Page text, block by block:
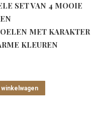
SET VAN 4 MOOIE
MET KARAKTER
KLEUREN